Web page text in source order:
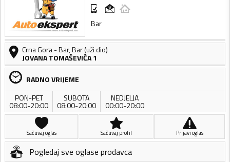
Bar
Crna Gora-Bar,Bar (uži dio)
JOVANA TOMAŠEVIĆA 1
RADNO VRIJEME
PON-PET
08:00-20:00
SUBOTA
08:00-20:00
NEDJELJA
00:00-20:00
Sačuvaj oglas Sačuvaj profil Prijavi oglas
Pogledaj sve oglase prodavca